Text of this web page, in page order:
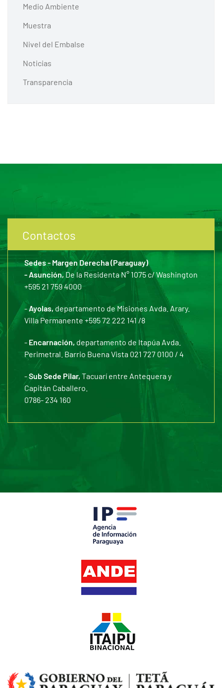
Medio Ambiente
Muestra
Nivel del Embalse
Noticias
Transparencia
Contactos
Sedes - Margen Derecha (Paraguay)
- Asunción,De la Residenta N° 1075 c/ Washington
+595 21 759 4000
-Ayolas, departamento de Misiones Avda. Arary.
Villa Permanente +595 72 222 141 /8
- Encarnación, departamento de Itapúa Avda.
Perimetral. Barrio Buena Vista 021 727 0100 / 4
-Sub Sede Pilar, Tacuarí entre Antequera y
Capitán Caballero.
0786- 234 160